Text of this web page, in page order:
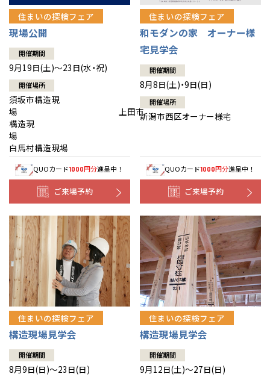
住まいの探検フェア
現場公開
開催期間
9月19日(土)～23日(水・祝)
開催場所
須坂市構造現
場 上田市
構造現
場
白馬村構造現場
QUOカード1000円分進呈中！
ご来場予約
住まいの探検フェア
和モダンの家 オーナー様
宅見学会
開催期間
8月8日(土)・9日(日)
開催場所
新潟市西区オーナー様宅
QUOカード1000円分進呈中！
ご来場予約
住まいの探検フェア
構造現場見学会
開催期間
8月9日(日)～23日(日)
住まいの探検フェア
構造現場見学会
開催期間
9月12日(土)～27日(日)